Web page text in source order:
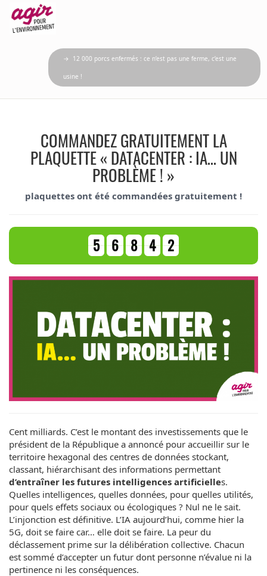
→ 12 000 porcs enfermés : ce n’est pas une ferme, c’est une
usine !
COMMANDEZ GRATUITEMENT LA
PLAQUETTE « DATACENTER : IA… UN
PROBLÈME ! »
plaquettes ont été commandées gratuitement !
5 6 8 4 2
Cent milliards. C’est le montant des investissements que le
président de la République a annoncé pour accueillir sur le
territoire hexagonal des centres de données stockant,
classant, hiérarchisant des informations permettant
d’entraîner les futures intelligences artificielles.
Quelles intelligences, quelles données, pour quelles utilités,
pour quels effets sociaux ou écologiques ? Nul ne le sait.
L’injonction est définitive. L’IA aujourd’hui, comme hier la
5G, doit se faire car… elle doit se faire. La peur du
déclassement prime sur la délibération collective. Chacun
est sommé d’accepter un futur dont personne n’évalue ni la
pertinence ni les conséquences.